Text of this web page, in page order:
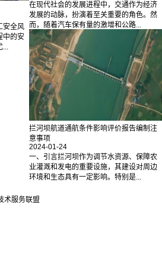
安全风
中的安
...
在现代社会的发展进程中，交通作为经济
发展的动脉，扮演着至关重要的角色。然
而，随着汽车保有量的激增和公路...
拦河坝航道通航条件影响评价报告编制注
意事项
2024-01-24
一、引言拦河坝作为调节水资源、保障农
业灌溉和发电的重要设施，其建设对周边
环境和生态具有一定影响。特别是...
术服务联盟